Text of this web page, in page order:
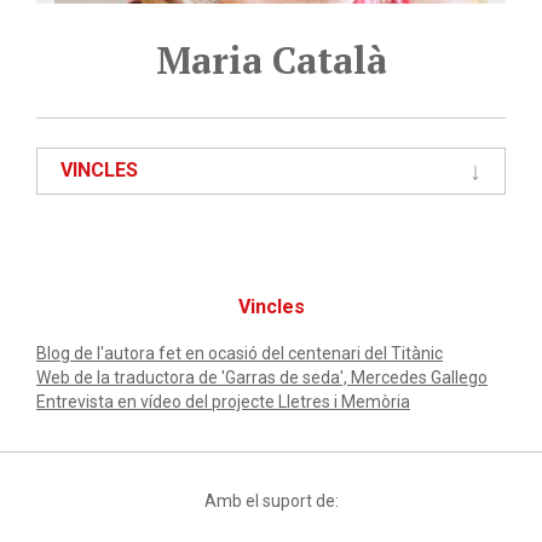
Maria Català
VINCLES
Vincles
Blog de l'autora fet en ocasió del centenari del Titànic
Web de la traductora de 'Garras de seda', Mercedes Gallego
Entrevista en vídeo del projecte Lletres i Memòria
Amb el suport de: